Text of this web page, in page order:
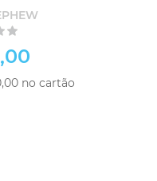
no cartão